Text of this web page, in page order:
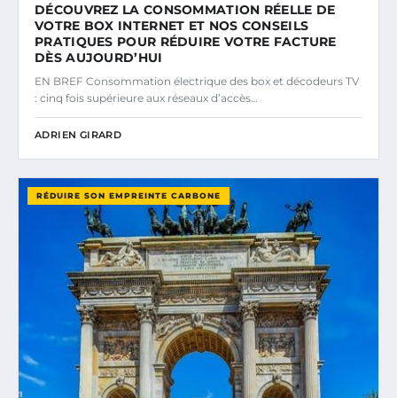
DÉCOUVREZ LA CONSOMMATION RÉELLE DE
VOTRE BOX INTERNET ET NOS CONSEILS
PRATIQUES POUR RÉDUIRE VOTRE FACTURE
DÈS AUJOURD’HUI
EN BREF Consommation électrique des box et décodeurs TV
: cinq fois supérieure aux réseaux d’accès…
ADRIEN GIRARD
RÉDUIRE SON EMPREINTE CARBONE